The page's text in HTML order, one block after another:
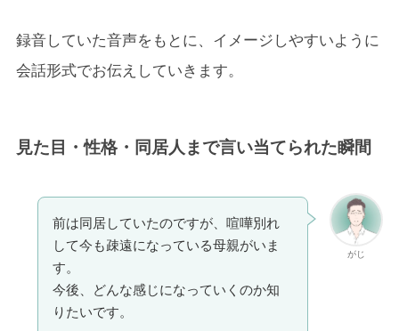
録音していた音声をもとに、イメージしやすいように
会話形式でお伝えしていきます。
見た目・性格・同居人まで言い当てられた瞬間
がじ
前は同居していたのですが、喧嘩別れ
して今も疎遠になっている母親がいま
す。
今後、どんな感じになっていくのか知
りたいです。